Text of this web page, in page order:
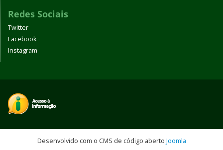
Redes Sociais
Twitter
Facebook
Instagram
Desenvolvido com o CMS de código aberto Joomla